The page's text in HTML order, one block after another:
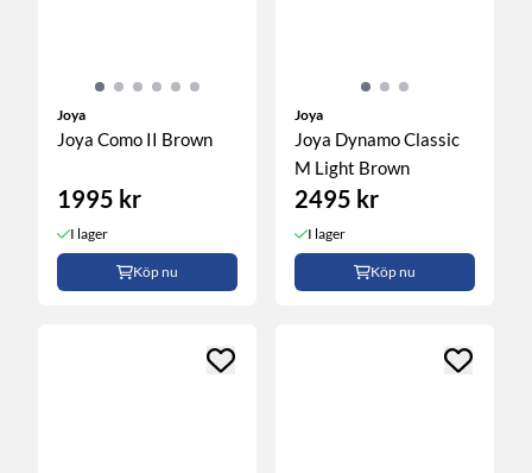
Joya
Joya Como II Brown
1995 kr
I lager
Köp nu
Joya
Joya Dynamo Classic
M Light Brown
2495 kr
I lager
Köp nu